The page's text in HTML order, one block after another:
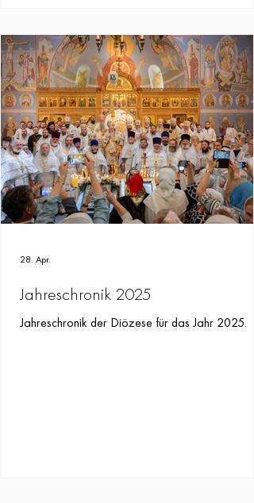
Kirche von Ohrid), Erzbischof Tichon von Ruza,
dem Leiter der Deutschen Diö
Jahreschronik 2025
Jahreschronik der Diözese für das Jahr 2025.
28. Apr.